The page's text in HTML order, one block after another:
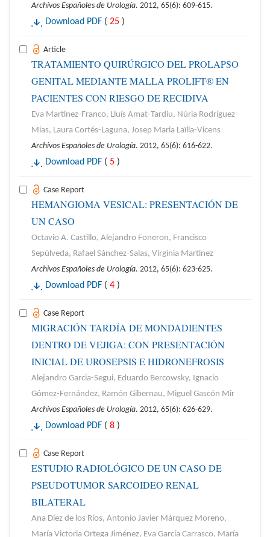
Archivos Españoles de Urología. 2012, 65(6): 609-615.
Download PDF ( 25 )
Article
TRATAMIENTO QUIRÚRGICO DEL PROLAPSO
GENITAL MEDIANTE MALLA PROLIFT® EN
PACIENTES CON RIESGO DE RECIDIVA
Eva Martínez-Franco, Lluís Amat-Tardiu, Núria Rodríguez-
Mias, Laura Cortés-Laguna, Josep Maria Laïlla-Vicens
Archivos Españoles de Urología. 2012, 65(6): 616-622.
Download PDF ( 5 )
Case Report
HEMANGIOMA VESICAL: PRESENTACIÓN DE
UN CASO
Octavio A. Castillo, Alejandro Foneron, Francisco
Sepúlveda, Rafael Sánchez-Salas, Virginia Martínez
Archivos Españoles de Urología. 2012, 65(6): 623-625.
Download PDF ( 4 )
Case Report
MIGRACIÓN TARDÍA DE MONDADIENTES
DENTRO DE VEJIGA: CON PRESENTACIÓN
INICIAL DE UROSEPSIS E HIDRONEFROSIS
Alejandro Garcia-Segui, Eduardo Bercowsky, Ignacio
Gómez-Fernández, Ramón Gibernau, Miguel Gascón Mir
Archivos Españoles de Urología. 2012, 65(6): 626-629.
Download PDF ( 8 )
Case Report
ESTUDIO RADIOLÓGICO DE UN CASO DE
PSEUDOTUMOR SARCOIDEO RENAL
BILATERAL
Ana Díez de los Ríos, Antonio Javier Márquez Moreno,
María Victoria Ortega Jiménez, Eva García Carrasco, María